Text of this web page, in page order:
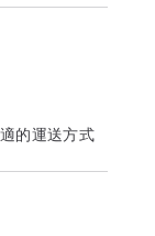
的運送方式